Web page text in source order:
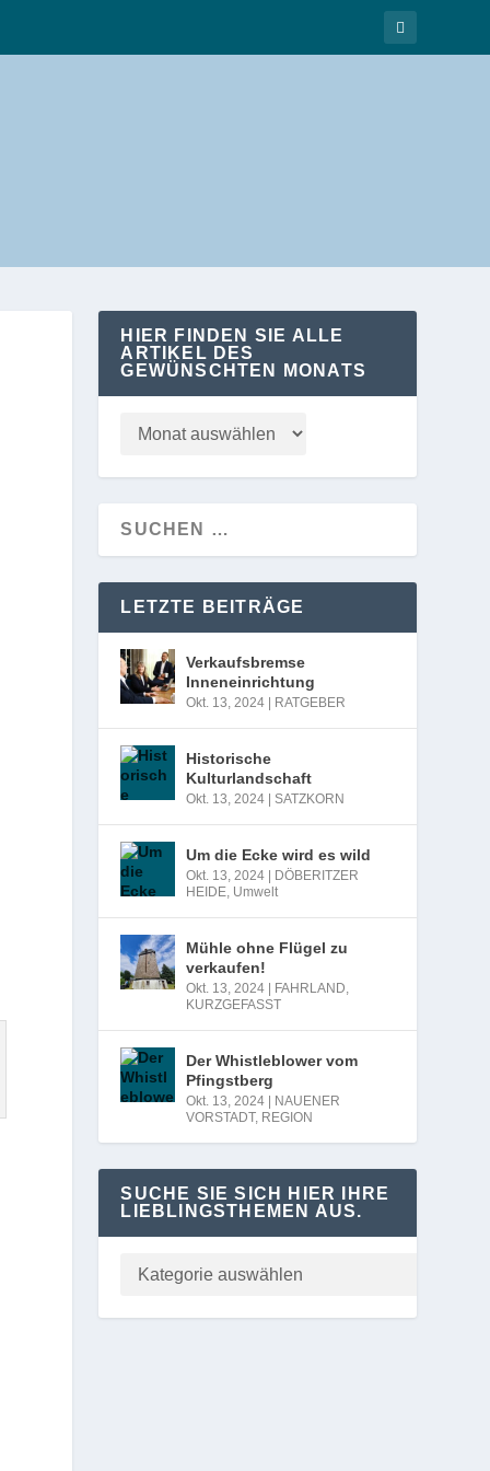
HIER FINDEN SIE ALLE
ARTIKEL DES
GEWÜNSCHTEN MONATS
LETZTE BEITRÄGE
Verkaufsbremse
Inneneinrichtung
Okt. 13, 2024 RATGEBER
Historische
Kulturlandschaft
Okt. 13, 2024 |SATZKORN
Um die Ecke wird es wild
Okt. 13, 2024
DÖBERITZER
HEIDE, Umwelt
Mühle ohne Flügel zu
verkaufen!
Okt. 13, 2024 FAHRLAND,
KURZGEFASST
Der Whistleblower vom
Pfingstberg
Okt. 13, 2024
NAUENER
VORSTADT, REGION
SUCHE SIE SICH HIER IHRE
LIEBLINGSTHEMEN AUS.